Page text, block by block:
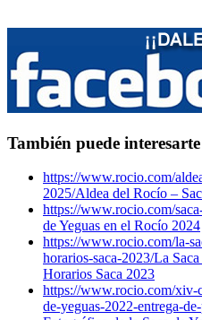
También puede interesarte
https://www.rocio.com/
2025/Aldea del Rocío –
https://www.rocio.com/
de Yeguas en el Rocío 2024
https://www.rocio.com/la-
horarios-saca-2023/La
Horarios Saca 2023
https://www.rocio.com/xiv-
de-yeguas-2022-entrega-